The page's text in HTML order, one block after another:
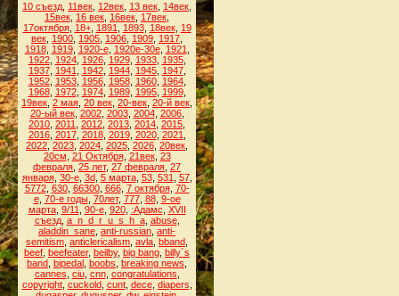
10 съезд 11век 12век 13 век 14век
15век 16 век 16век 17век
17октября, 18+, 1891 1893, 18век, 19
век 1900 1905 1906 1909 1917
1918, 1919, 1920-е, 1920е-30е, 1921
1922, 1924, 1926, 1929, 1933, 1935,
1937, 1941 1942, 1944, 1945, 1947,
1952, 1953, 1956, 1958, 1960, 1964,
1968, 1972, 1974, 1989, 1995, 1999,
19век 2 мая 20 век 20-век 20-й век
20-ый век, 2002, 2003, 2004, 2006,
2010 2011 2012 2013 2014 2015
2016, 2017, 2018, 2019, 2020, 2021
2022 2023 2024 2025 2026 20век
20см 21 Октября, 21век, 23
февраля 25 лет, 27 февраля 27
января, 30-е, 3d, 5 марта, 53, 531 57,
5772, 630, 66300, 666, 7 октября, 70-
е, 70-е годы, 70лет, 777, 88, 9-ое
марта, 9/11 90-е, 920, :Адамс XVII
съезд, a_n_d_r_u_s_h_a, abuse,
aladdin_sane anti-russian anti-
semitism anticlericalism avla bband
beef beefeater, beilby, big bang billy`s
band bipedal boobs breaking news
cannes ciu, cnn, congratulations
copyright, cuckold, cunt, dece, diapers